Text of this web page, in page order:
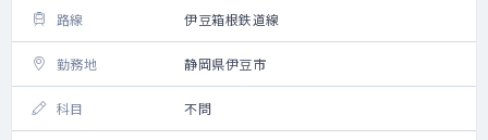
路線 伊豆箱根鉄道線
勤務地 静岡県伊豆市
科目 不問